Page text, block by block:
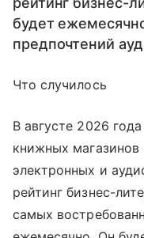
будет
предпочтений
Что случилось
В августе 2026
книжных магазинов
электронных и
рейтинг бизнес-
самых